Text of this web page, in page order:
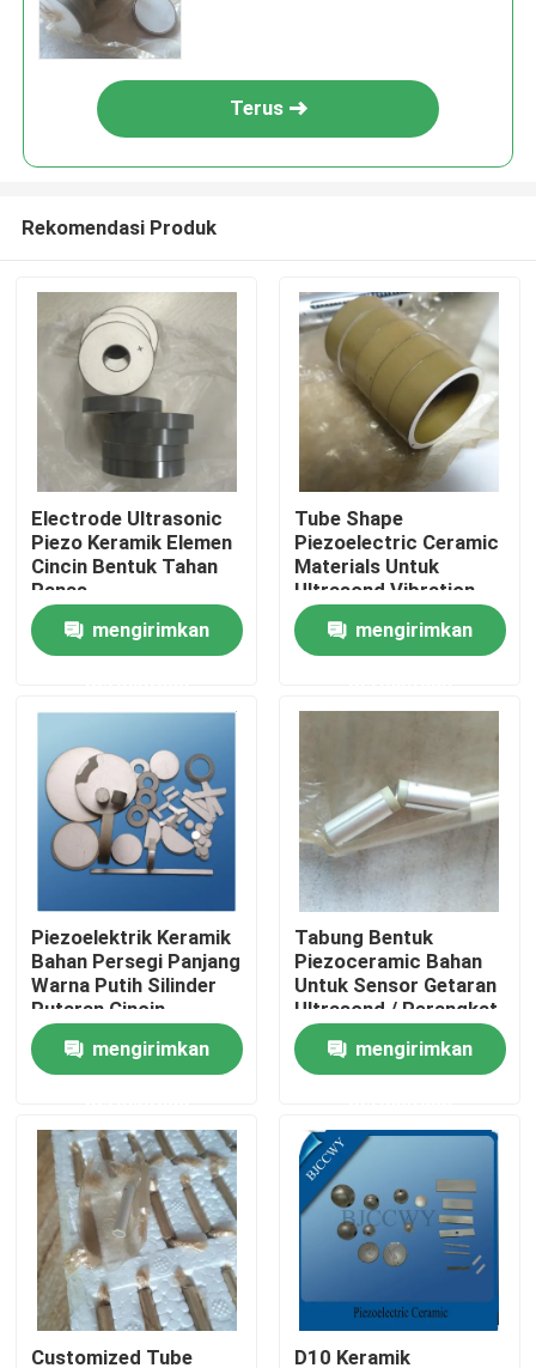
Produk
Tentang kami
Kontrol kualitas
Hubungi kami
Permintaan Penawaran
Ultrasonic Transducer pembersihan
Tinggi daya Ultrasonic Transducer
Multi frekuensi Ultrasonic Transducer
Terus
Rekomendasi Produk
Electrode Ultrasonic
Piezo Keramik Elemen
Cincin Bentuk Tahan
Panas
mengirimkan
Tube Shape
Piezoelectric Ceramic
Materials Untuk
Ultrasond Vibration
Device
mengirimkan
Piezoelektrik Keramik
Bahan Persegi Panjang
Warna Putih Silinder
Putaran Cincin
mengirimkan
Tabung Bentuk
Piezoceramic Bahan
Untuk Sensor Getaran
Ultrasond / Perangkat
mengirimkan
Customized Tube D10 Keramik